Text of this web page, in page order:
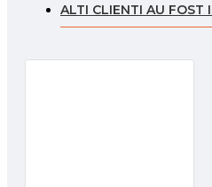
ALTI CLIENTI AU FOST